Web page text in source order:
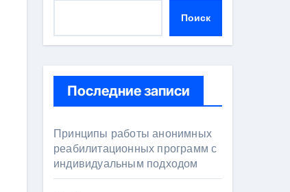
Поиск
Последние записи
Принципы работы анонимных
реабилитационных программ с
индивидуальным подходом